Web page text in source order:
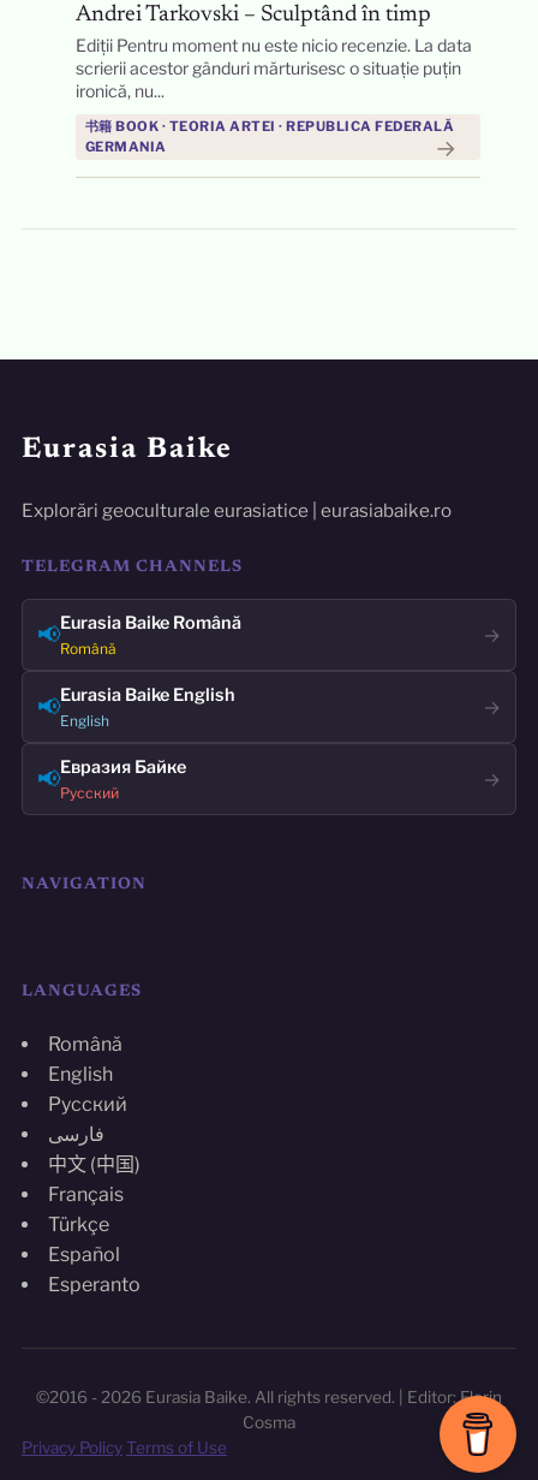
Andrei Tarkovski – Sculptând în timp
Ediții Pentru moment nu este nicio recenzie. La data
scrierii acestor gânduri mărturisesc o situație puțin
ironică, nu...
书籍 BOOK · TEORIA ARTEI · REPUBLICA FEDERALĂ
GERMANIA
→
Eurasia Baike
Explorări geoculturale eurasiatice | eurasiabaike.ro
TELEGRAM CHANNELS
📢Eurasia Baike Română
Română
→
📢Eurasia Baike English
English
→
📢Евразия Байке
Русский
→
NAVIGATION
LANGUAGES
Română
English
Русский
فارسی
中文 (中国)
Français
Türkçe
Español
Esperanto
©2016 - 2026 Eurasia Baike. All rights reserved. | Editor: Florin
Cosma
Privacy PolicyTerms of Use